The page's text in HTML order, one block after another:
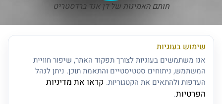
חותם האמינות של דן אנד ברדסטריט
שימוש בעוגיות
אנו משתמשים בעוגיות לצורך תפקוד האתר, שיפור חוויית
המשתמש, ניתוחים סטטיסטיים והתאמת תוכן. ניתן לנהל
העדפות ולהתאים את הקטגוריות. קראו את מדיניות
הפרטיות.